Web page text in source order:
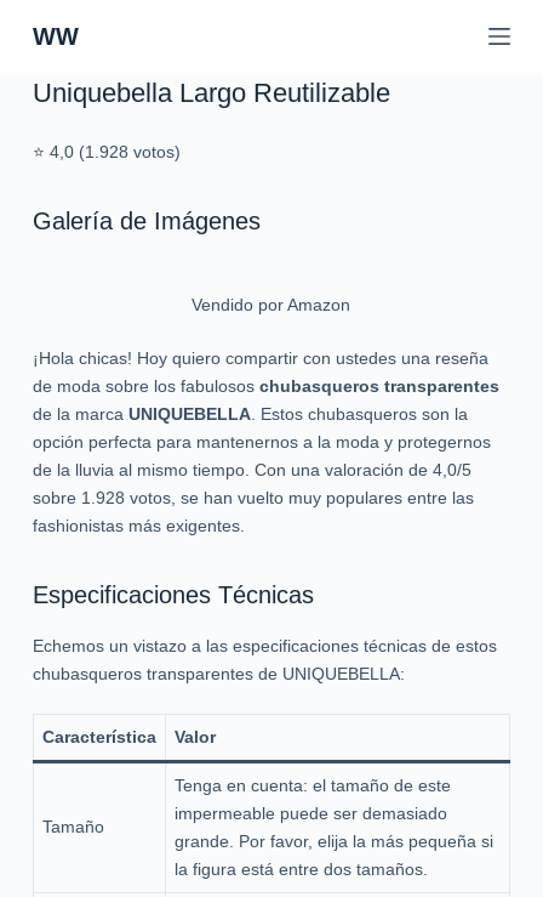
S
n
d
o
WW
Uniquebella Largo Reutilizable
⭐ 4,0 (1.928 votos)
Galería de Imágenes
Vendido por Amazon
¡Hola chicas! Hoy quiero compartir con ustedes una reseña
de moda sobre los fabulosos chubasqueros transparentes
de la marca UNIQUEBELLA. Estos chubasqueros son la
opción perfecta para mantenernos a la moda y protegernos
de la lluvia al mismo tiempo. Con una valoración de 4,0/5
sobre 1.928 votos, se han vuelto muy populares entre las
fashionistas más exigentes.
Especificaciones Técnicas
Echemos un vistazo a las especificaciones técnicas de estos
chubasqueros transparentes de UNIQUEBELLA:
Característica Valor
Tamaño
Tenga en cuenta: el tamaño de este
impermeable puede ser demasiado
grande. Por favor, elija la más pequeña si
la figura está entre dos tamaños.